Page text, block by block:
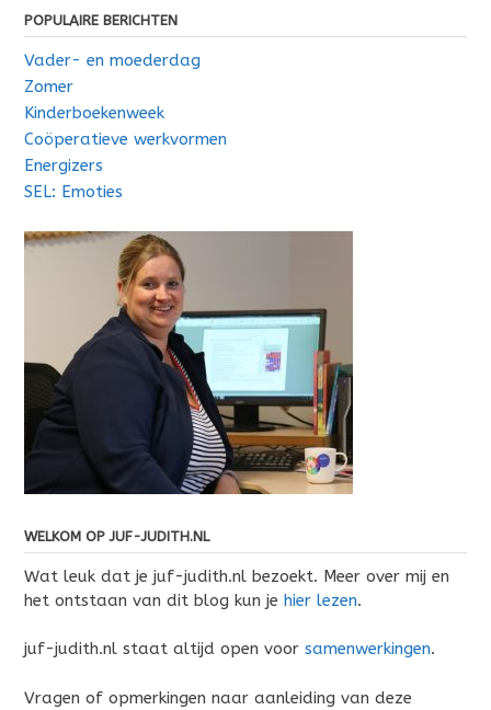
POPULAIRE BERICHTEN
Vader- en moederdag
Zomer
Kinderboekenweek
Coöperatieve werkvormen
Energizers
SEL: Emoties
WELKOM OP JUF-JUDITH.NL
Wat leuk dat je juf-judith.nl bezoekt. Meer over mij en
het ontstaan van dit blog kun je hier lezen.
juf-judith.nl staat altijd open voor samenwerkingen.
Vragen of opmerkingen naar aanleiding van deze